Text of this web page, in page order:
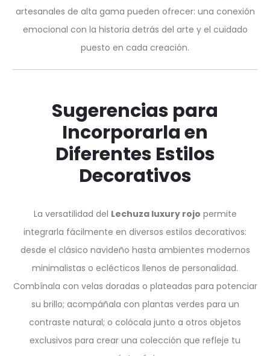
artesanales de alta gama pueden ofrecer: una conexión
emocional con la historia detrás del arte y el cuidado
puesto en cada creación.
Sugerencias para
Incorporarla en
Diferentes Estilos
Decorativos
La versatilidad del Lechuza luxury rojo permite
integrarla fácilmente en diversos estilos decorativos:
desde el clásico navideño hasta ambientes modernos
minimalistas o eclécticos llenos de personalidad.
Combínala con velas doradas o plateadas para potenciar
su brillo; acompáñala con plantas verdes para un
contraste natural; o colócala junto a otros objetos
exclusivos para crear una colección que refleje tu